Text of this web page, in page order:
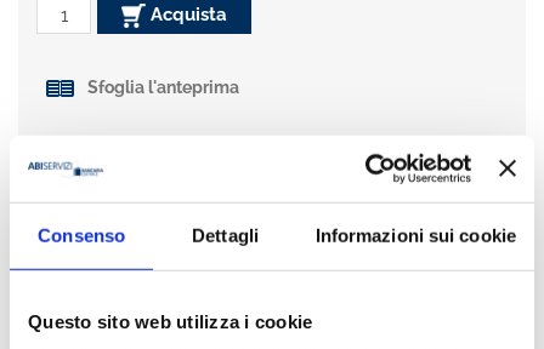
Consenso Dettagli Informazioni sui cookie
Questo sito web utilizza i cookie
Acquista
Sfoglia l'anteprima
Condividi
Presentazione